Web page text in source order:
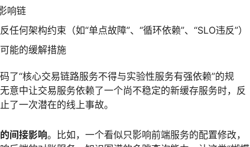
响链
任何架构约束（如“单点故障”、“循环依赖”、“SLO违反”）
能的缓解措施
了“核心交易链路服务不得与实验性服务有强依赖”的规
意中让交易服务依赖了一个尚不稳定的新缓存服务时，反
了一次潜在的线上事故。
间接影响。比如，一个看似只影响前端服务的配置修改，